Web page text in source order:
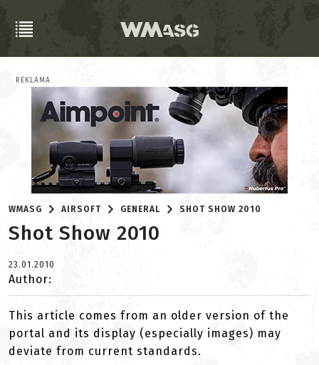
REKLAMA
WMASG AIRSOFT GENERAL SHOT SHOW 2010
Shot Show 2010
23.01.2010
Author:
This article comes from an older version of the
portal and its display (especially images) may
deviate from current standards.